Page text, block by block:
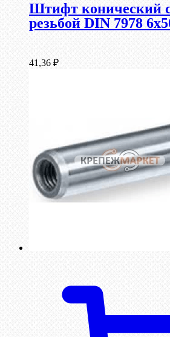
Штифт конический
резьбой DIN 7978
41,36 ₽